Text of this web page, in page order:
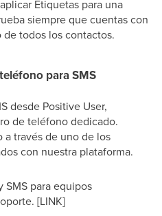
Etiquetas para una
siempre que cuentas con
todos los contactos.
para SMS
desde Positive User,
de teléfono dedicado.
a través de uno de los
con nuestra plataforma.
SMS para equipos
[LINK]